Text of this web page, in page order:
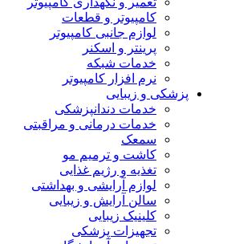
کامپیوتر و قطعات
لوازم جانبی کامپیوتر
پرینتر و اسکنر
خدمات شبکه
نرم افزار کامپیوتر
پزشکی و زیبایی
خدمات دندانپزشکی
خدمات درمانی و مراقبتی
سمعک
کاشت و ترمیم مو
تغذیه و رژیم غذایی
لوازم آرایشی و بهداشتی
سالن آرایش و زیبایی
کلینیک زیبایی
تجهیزات پزشکی